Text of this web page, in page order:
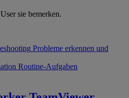
sie bemerken.
Probleme erkennen und
Routine-Aufgaben